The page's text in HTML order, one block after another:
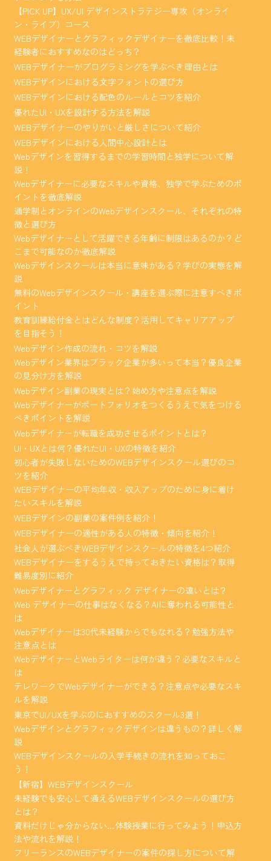
【PICK UP】UX/UI デザインストラテジー専攻（オンライ
ン・ライブ）コース
WEBデザイナーとグラフィックデザイナーを徹底比較！未
経験者におすすめなのはどっち？
WEBデザイナーがプログラミングを学ぶべき理由とは
WEBデザインにおける文字フォントの選び方
WEBデザインにおける配色のルールとコツを紹介
優れたUI・UXを設計する方法を解説
WEBデザイナーのやりがいと厳しさについて紹介
WEBデザインにおける人間中心設計とは
Webデザインを習得するまでの学習時間と独学について解
説！
Webデザイナーに必要なスキルや資格、独学で学ぶためのポ
イントを徹底解説
通学制とオンラインのWebデザインスクール、それぞれの特
徴と選び方
Webデザイナーとして活躍できる年齢に制限はあるのか？ど
こまで可能なのか徹底解説
Webデザインスクールは本当に意味がある？学びの実態を解
説
無料のWebデザインスクール・講座を選ぶ際に注意すべきポ
イント
教育訓練給付金とはどんな制度？活用してキャリアアップ
を目指そう！
Webデザイン作成の流れ・コツを解説
Webデザイン業界はブラック企業が多いって本当？優良企業
の見分け方を解説
Webデザイン副業の現実とは？始め方や注意点を解説
Webデザイナーがポートフォリオをつくるうえで気をつける
べきポイントを解説
Webデザイナーが転職を成功させるポイントとは？
UI・UXとは何？優れたUI・UXの特徴を紹介
初心者が失敗しないためのWEBデザインスクール選びのコ
ツを紹介
WEBデザイナーの平均年収・収入アップのために身に着け
たいスキルを解説
WEBデザインの副業の案件例を紹介！
WEBデザイナーの適性がある人の特徴・傾向を紹介！
社会人が選ぶべきWEBデザインスクールの特徴を4つ紹介
WEBデザイナーをするうえで持っておきたい資格は？取得
難易度別に紹介
Webデザイナーとグラフィック デザイナーの違いとは？
Web デザイナーの仕事はなくなる？AIに奪われる可能性と
は
Webデザイナーは30代未経験からでもなれる？勉強方法や
注意点とは
WebデザイナーとWebライターは何が違う？必要なスキルと
は
テレワークでWebデザイナーができる？注意点や必要なスキ
ルを解説
東京でUI/UXを学ぶのにおすすめのスクール3選！
Webデザインとグラフィックデザインは違うもの？詳しく解
説
WEBデザインスクールの入学手続きの流れを知っておこ
う！
【新宿】WEBデザインスクール
未経験でも安心して通えるWEBデザインスクールの選び方
とは？
資料だけじゃ分からない…体験授業に行ってみよう！申込方
法や流れを解説！
フリーランスのWEBデザイナーの案件の探し方について解